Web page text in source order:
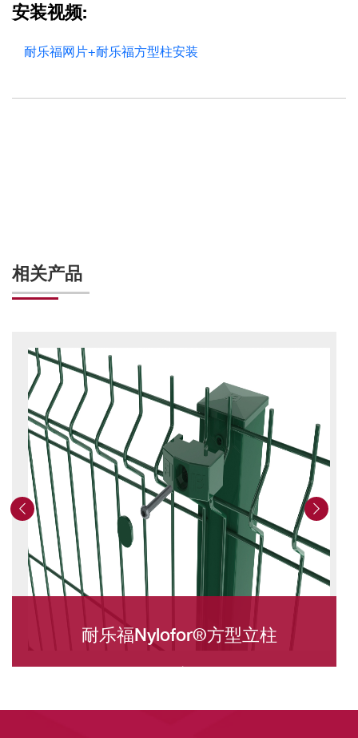
安装视频:
耐乐福网片+耐乐福方型柱安装
相关产品
耐乐福Nylofor®方型立柱